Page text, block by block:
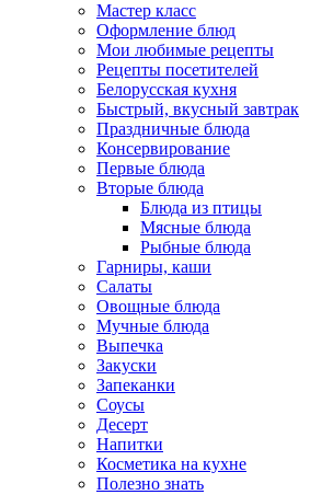
Мастер класс
Оформление блюд
Мои любимые рецепты
Рецепты посетителей
Белорусская кухня
Быстрый, вкусный завтрак
Праздничные блюда
Консервирование
Первые блюда
Вторые блюда
Блюда из птицы
Мясные блюда
Рыбные блюда
Гарниры, каши
Салаты
Овощные блюда
Мучные блюда
Выпечка
Закуски
Запеканки
Соусы
Десерт
Напитки
Косметика на кухне
Полезно знать